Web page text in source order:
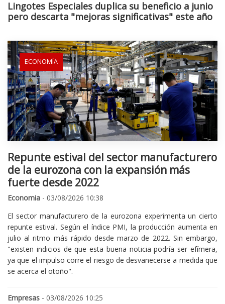
Lingotes Especiales duplica su beneficio a junio
pero descarta "mejoras significativas" este año
ECONOMÍA
Repunte estival del sector manufacturero
de la eurozona con la expansión más
fuerte desde 2022
Economia - 03/08/2026 10:38
El sector manufacturero de la eurozona experimenta un cierto
repunte estival. Según el índice PMI, la producción aumenta en
julio al ritmo más rápido desde marzo de 2022. Sin embargo,
"existen indicios de que esta buena noticia podría ser efímera,
ya que el impulso corre el riesgo de desvanecerse a medida que
se acerca el otoño".
Empresas - 03/08/2026 10:25